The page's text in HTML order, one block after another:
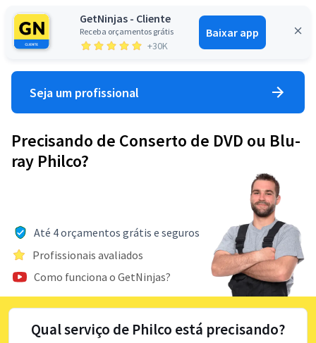
GetNinjas - Cliente
Receba orçamentos grátis
+30K
Baixar app
Entrar
Seja um profissional
Precisando de Conserto de DVD ou Blu-
ray Philco?
Até 4 orçamentos grátis e seguros
Profissionais avaliados
Como funciona o GetNinjas?
Qual serviço de Philco está precisando?